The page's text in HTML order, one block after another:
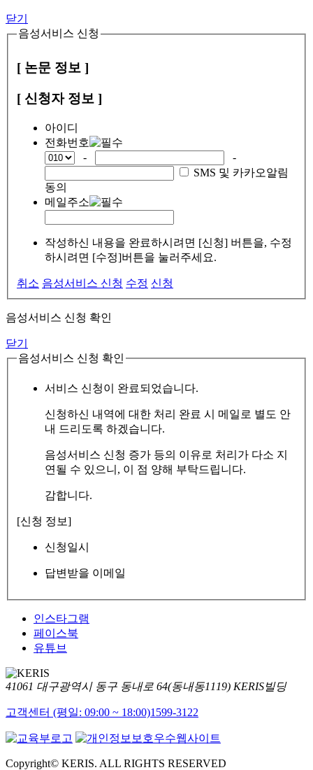
닫기
음성서비스 신청
[ 논문 정보 ]
[ 신청자 정보 ]
아이디
전화번호
-
-
SMS 및 카카오알림
동의
메일주소
작성하신 내용을 완료하시려면 [신청] 버튼을, 수정
하시려면 [수정]버튼을 눌러주세요.
취소 음성서비스 신청 수정 신청
음성서비스 신청 확인
닫기
음성서비스 신청 확인
서비스 신청이 완료되었습니다.
신청하신 내역에 대한 처리 완료 시 메일로 별도 안
내 드리도록 하겠습니다.
음성서비스 신청 증가 등의 이유로 처리가 다소 지
연될 수 있으니, 이 점 양해 부탁드립니다.
감합니다.
[신청 정보]
신청일시
답변받을 이메일
인스타그램
페이스북
유튜브
41061 대구광역시 동구 동내로 64(동내동1119) KERIS빌딩
고객센터 (평일: 09:00 ~ 18:00)1599-3122
Copyright© KERIS. ALL RIGHTS RESERVED